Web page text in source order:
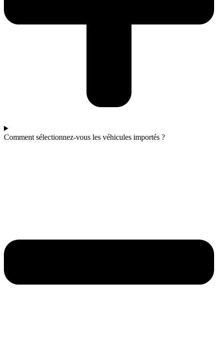
Comment sélectionnez-vous les véhicules importés ?